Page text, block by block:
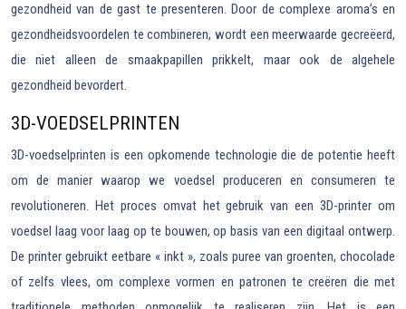
gezondheid van de gast te presenteren. Door de complexe aroma’s en
gezondheidsvoordelen te combineren, wordt een meerwaarde gecreëerd,
die niet alleen de smaakpapillen prikkelt, maar ook de algehele
gezondheid bevordert.
3D-VOEDSELPRINTEN
3D-voedselprinten is een opkomende technologie die de potentie heeft
om de manier waarop we voedsel produceren en consumeren te
revolutioneren. Het proces omvat het gebruik van een 3D-printer om
voedsel laag voor laag op te bouwen, op basis van een digitaal ontwerp.
De printer gebruikt eetbare « inkt », zoals puree van groenten, chocolade
of zelfs vlees, om complexe vormen en patronen te creëren die met